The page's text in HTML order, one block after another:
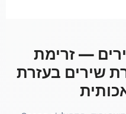
— זרימת
שירים בעזרת